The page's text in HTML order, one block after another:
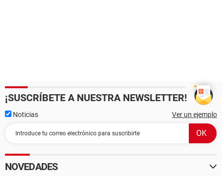
¡SUSCRÍBETE A NUESTRA NEWSLETTER!
Noticias Ver un ejemplo
NOVEDADES